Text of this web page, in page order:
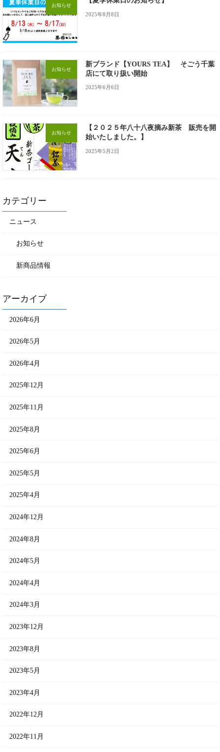
お知らせ
2025年8月8日
お知らせ
新ブランド【YOURS TEA】 そごう千葉
店にて取り扱い開始
2025年6月6日
お知らせ
【２０２５年八十八夜摘み新茶 販売を開
始いたしました。】
2025年5月2日
カテゴリー
ニュース
お知らせ
新商品情報
アーカイブ
2026年6月
2026年5月
2026年4月
2025年12月
2025年11月
2025年8月
2025年6月
2025年5月
2025年4月
2024年12月
2024年8月
2024年5月
2024年4月
2024年3月
2023年12月
2023年8月
2023年5月
2023年4月
2022年12月
2022年11月